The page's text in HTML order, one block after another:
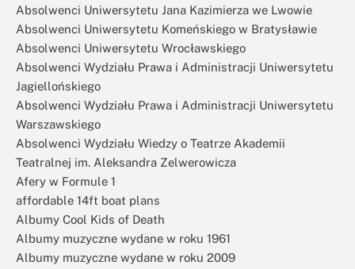
Absolwenci Uniwersytetu Jana Kazimierza we Lwowie
Absolwenci Uniwersytetu Komeńskiego w Bratysławie
Absolwenci Uniwersytetu Wrocławskiego
Absolwenci Wydziału Prawa i Administracji Uniwersytetu
Jagiellońskiego
Absolwenci Wydziału Prawa i Administracji Uniwersytetu
Warszawskiego
Absolwenci Wydziału Wiedzy o Teatrze Akademii
Teatralnej im. Aleksandra Zelwerowicza
Afery w Formule 1
affordable 14ft boat plans
Albumy Cool Kids of Death
Albumy muzyczne wydane w roku 1961
Albumy muzyczne wydane w roku 2009